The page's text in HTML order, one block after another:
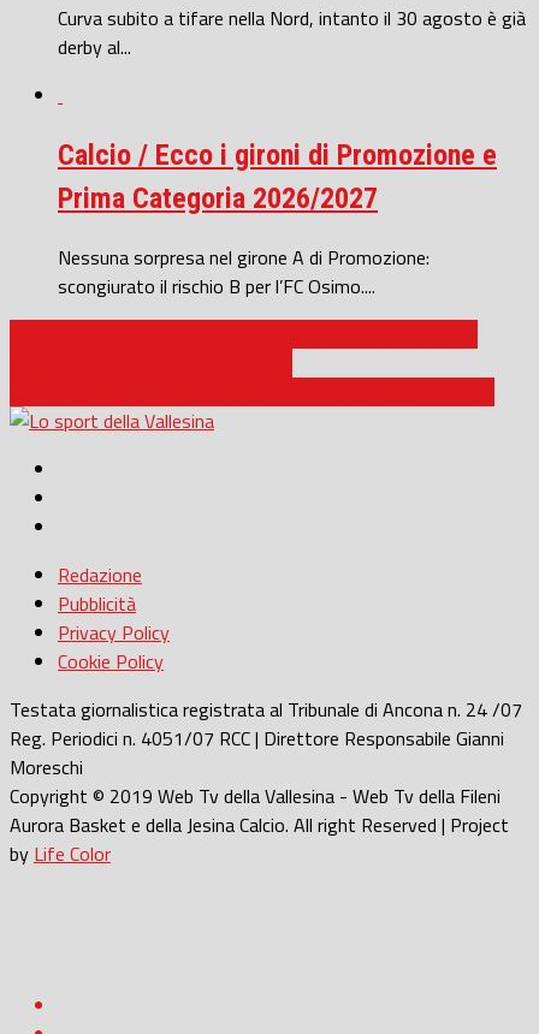
Curva subito a tifare nella Nord, intanto il 30 agosto è già
derby al...
Calcio / Ecco i gironi di Promozione e
Prima Categoria 2026/2027
Nessuna sorpresa nel girone A di Promozione:
scongiurato il rischio B per l’FC Osimo....
Redazione
Pubblicità
Privacy Policy
Cookie Policy
Testata giornalistica registrata al Tribunale di Ancona n. 24 /07
Reg. Periodici n. 4051/07 RCC | Direttore Responsabile Gianni
Moreschi
Copyright © 2019 Web Tv della Vallesina - Web Tv della Fileni
Aurora Basket e della Jesina Calcio. All right Reserved | Project
by Life Color